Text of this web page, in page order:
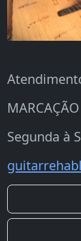
Segunda à